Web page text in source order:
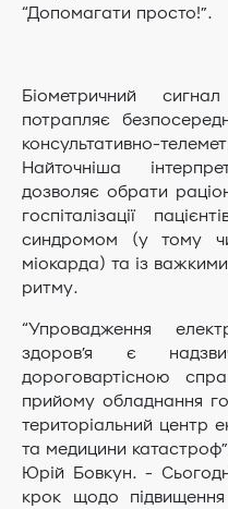
“Допомагати просто!”.
Біометричний
потрапляє
консультативно-
Найточніша
дозволяє обрати
госпіталізації
синдромом (у тому
міокарда) та із
ритму.
“Упровадження
здоров’я є
дороговартісною
прийому обладнання
територіальний центр
та медицини
Юрій Бовкун. -
крок щодо підвищення